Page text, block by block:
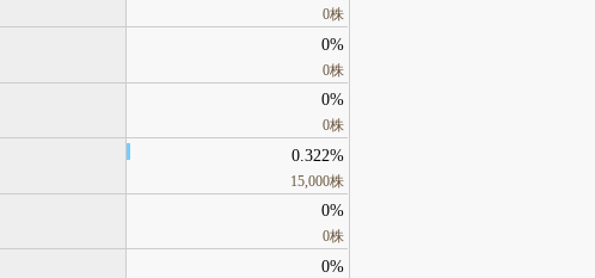
0株
0%
0株
0%
0株
0.322%
15,000株
0%
0株
0%